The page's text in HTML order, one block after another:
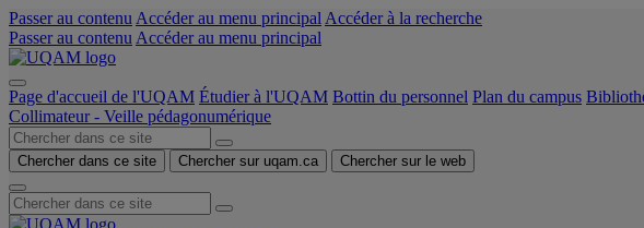
Passer au contenu Accéder au menu principal Accéder à la recherche
Passer au contenu Accéder au menu principal
Page d'accueil de l'UQAM Étudier à l'UQAM Bottin du personnel Plan du campus
Collimateur - Veille pédagonumérique
Chercher dans ce site Chercher sur uqam.ca Chercher sur le web